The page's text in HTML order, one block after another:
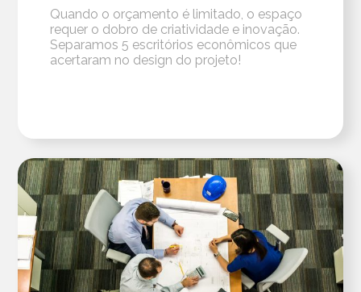
Quando o orçamento é limitado, o espaço
requer o dobro de criatividade e inovação.
Separamos 5 escritórios econômicos que
acertaram no design do projeto!